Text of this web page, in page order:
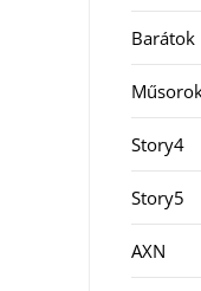
Barátok
Story4
Story5
AXN